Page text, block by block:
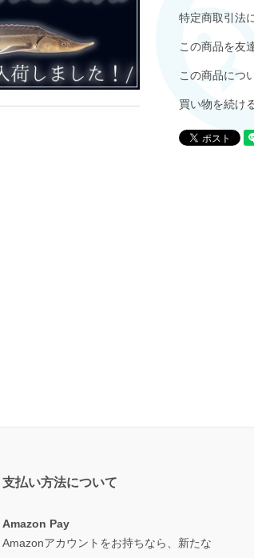
特定商取引法
この商品を友
この商品につ
買い物を続け
支払い方法について
Amazon Pay
Amazonアカウントをお持ちなら、新たな